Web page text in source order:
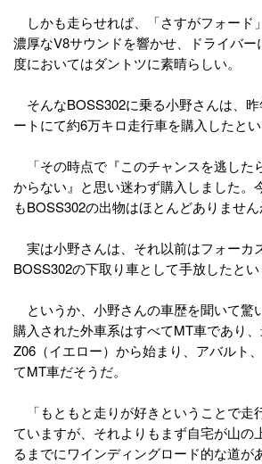
しかも走らせれば、「さすがフォード
濃厚なV8サウンドを響かせ、ドライバ
度においてはダントツに素晴らしい。
そんなBOSS302に乗る小野さんは、
ートにて約6万キロ走行車を購入したとい
「その時点で『このチャンスを逃した
からない』と思い迷わず購入しました。
もBOSS302の出物はほとんどありません
実は小野さんは、それ以前はフォーカ
BOSS302の下取り車として手放したとい
というか、小野さんの車歴を聞いて驚
購入された外車系はすべてMT車であり
Z06（イエロー）から始まり、アバルト
てMT車だそうだ。
「もともと走りが好きということで走
ていますが、それよりもまず自宅が山の
るまでにワインディングロード的な道が